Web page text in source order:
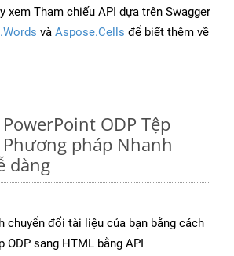
xem Tham chiếu API dựa trên Swagger
và Aspose.Cells để biết thêm về
ODP Tệp
pháp Nhanh
dàng
chuyển đổi tài liệu của bạn bằng cách
ODP sang HTML bằng API